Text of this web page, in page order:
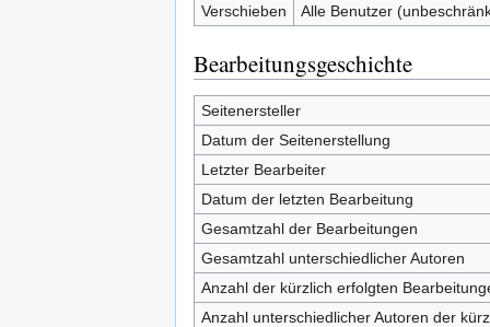
Verschieben
Alle Benutzer
Bearbeitungsgeschichte
Seitenersteller
Datum der Seitenerstellung
Letzter Bearbeiter
Datum der letzten Bearbeitung
Gesamtzahl der Bearbeitungen
Gesamtzahl unterschiedlicher Autoren
Anzahl der kürzlich erfolgten
Anzahl unterschiedlicher Autoren der